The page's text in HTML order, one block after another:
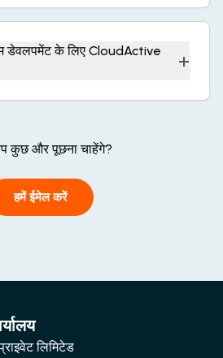
डेवलपमेंट के लिए CloudActive
+
कुछ और पूछना चाहेंगे?
हमें ईमेल करें
लिमिटेड